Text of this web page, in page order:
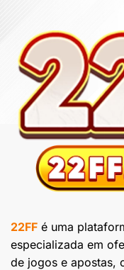
22FF é uma
especializada em
de jogos e apostas,